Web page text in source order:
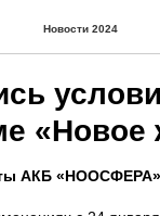
Новости 2024
«Новое
АКБ